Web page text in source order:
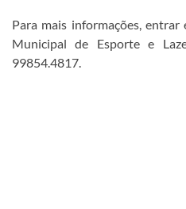
Para mais informações,
Municipal de Esporte e
99854.4817.